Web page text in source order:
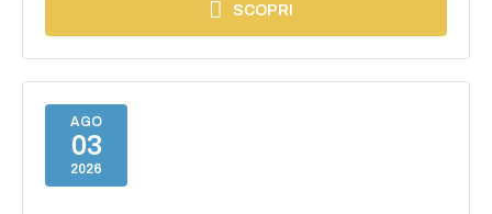
SCOPRI
AGO
03
2026